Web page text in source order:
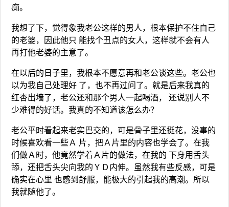
痴。
我想了下，觉得象我老公这样的男人，根本保护不住自己
的老婆，因此他只 能找个丑点的女人，这样就不会有人
再打他老婆的主意了。
在以后的日子里，我根本不愿意再和老公谈这些。老公也
以为我自己处理好 了，也不再过问了。就是后来我真的
红杏出墙了，老公还和那个男人一起喝酒， 还说别人不
少难得的好话。我真的不知道该怎么办？
老公平时看起来老实巴交的，可是骨子里还挺花，没事的
时候喜欢看一些Ａ 片，把Ａ片里的内容也学会了。在我
们做Ａ时，他竟然学着Ａ片的做法，在我的 下身用舌头
舔，还把舌头尖向我的ＹＤ内伸。虽然我有些反感，可是
确实在心里 也感到舒服，能极大的引起我的高潮。所以
我就随他了。